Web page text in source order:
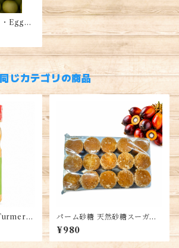
・Eggpl
同じカテゴリの商品
パーム砂糖 天然砂糖スーガー
業務用 500g入るパック Palm
Sugar, Đường Thốt Nốt
¥980